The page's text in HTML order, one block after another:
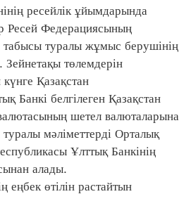
ресейлік ұйымдарында
Ресей Федерациясының
табысы туралы жұмыс берушінің
төлемдерін
Қазақстан
Банкі белгілеген Қазақстан
шетел валюталарына
мәліметтерді Орталық
Ұлттық Банкінің
алады.
өтілін растайтын